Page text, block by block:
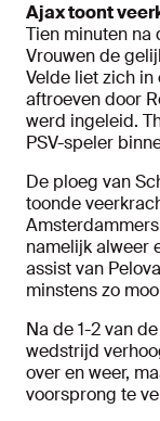
Ajax toont
Tien minuten na
Vrouwen de
Velde liet zich
aftroeven door
werd ingeleid.
PSV-speler
De ploeg van
toonde
namelijk alweer
assist van
minstens zo
Na de 1-2 van
wedstrijd
over en weer,
voorsprong te